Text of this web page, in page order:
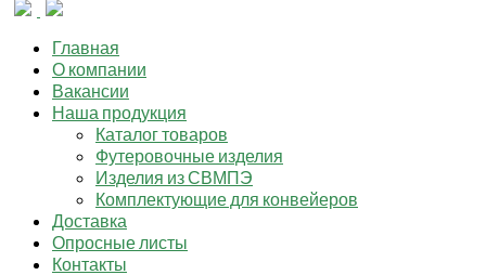
Главная
О компании
Вакансии
Наша продукция
Каталог товаров
Футеровочные изделия
Изделия из СВМПЭ
Комплектующие для конвейеров
Доставка
Опросные листы
Контакты